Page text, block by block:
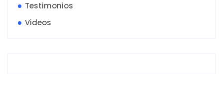
Testimonios
Videos